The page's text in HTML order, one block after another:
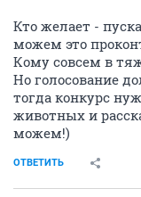
Кто желает -
можем это
Кому совсем в
Но голосование
тогда конкурс
животных и
можем!)
ОТВЕТИТЬ